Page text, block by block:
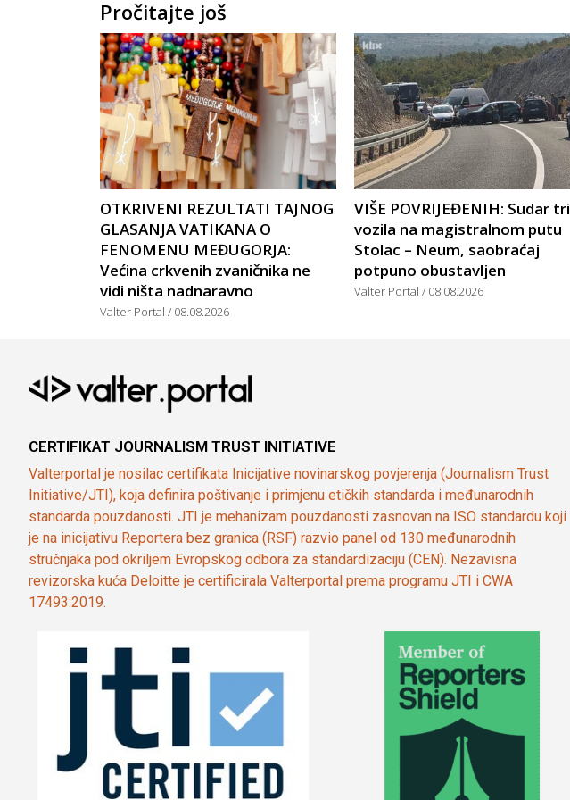
Pročitajte još
OTKRIVENI REZULTATI TAJNOG
GLASANJA VATIKANA O
FENOMENU MEĐUGORJA:
Većina crkvenih zvaničnika ne
vidi ništa nadnaravno
Valter Portal 08.08.2026
VIŠE POVRIJEĐENIH: Sudar tri
vozila na magistralnom putu
Stolac – Neum, saobraćaj
potpuno obustavljen
Valter Portal 08.08.2026
CERTIFIKAT JOURNALISM TRUST INITIATIVE
Valterportal je nosilac certifikata Inicijative novinarskog povjerenja (Journalism Trust
Initiative/JTI), koja definira poštivanje i primjenu etičkih standarda i međunarodnih
standarda pouzdanosti. JTI je mehanizam pouzdanosti zasnovan na ISO standardu koji
je na inicijativu Reportera bez granica (RSF) razvio panel od 130 međunarodnih
stručnjaka pod okriljem Evropskog odbora za standardizaciju (CEN). Nezavisna
revizorska kuća Deloitte je certificirala Valterportal prema programu JTI i CWA
17493:2019.